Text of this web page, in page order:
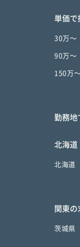
単価で
30万〜
90万〜
150万
勤務地
北海道
北海道
関東
茨城県